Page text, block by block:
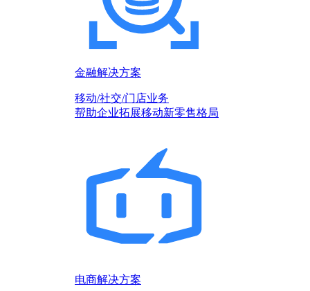
金融解决方案
移动/社交/门店业务
帮助企业拓展移动新零售格局
电商解决方案